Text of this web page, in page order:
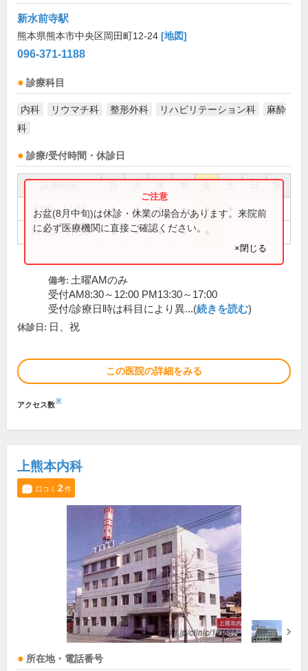
新水前寺駅
熊本県熊本市中央区岡田町12-24 [地図]
096-371-1188
診療科目
内科 リウマチ科 整形外科 リハビリテーション科
麻酔
科
診療/受付時間・休診日
祝
9:00～12:30 ● ● ● ● ●
14:00～17:30 ● ● ● ●
お盆(8月中旬)は休診・休業の場合があります。来院前
に必ず医療機関に直接ご確認ください。
×閉じる
備考: 土曜AMのみ
受付AM8:30～12:00 PM13:30～17:00
受付/診療日時は科目により異...(続きを読む)
休診日: 日、祝
この医院の詳細をみる
アクセス数※
上熊本内科
口コミ 2件
所在地・電話番号